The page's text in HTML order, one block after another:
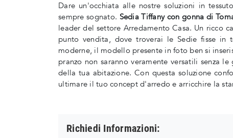
Dare un'occhiata alle nostre soluzioni in
sempre sognato. Sedia Tiffany con gonna di
leader del settore Arredamento Casa. Un ricco
punto vendita, dove troverai le Sedie fisse in
moderne, il modello presente in foto ben si
pranzo non saranno veramente versatili senza
della tua abitazione. Con questa soluzione
ultimare il tuo concept d'arredo e arricchire la
Richiedi Informazioni: